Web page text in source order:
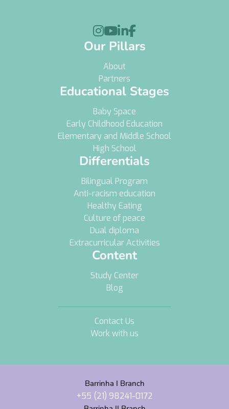

Our Pillars
About
Partners
Educational Stages
Baby Space
Early Childhood Education
Elementary and Middle School
High School
Differentials
Bilingual Program
Anti-racism education
Healthy Eating
Culture of peace
Dual diploma
Extracurricular Activities
Content
Study Center
Blog
Contact Us
Work with us
Barrinha I Branch
+55 (21) 98241-0172